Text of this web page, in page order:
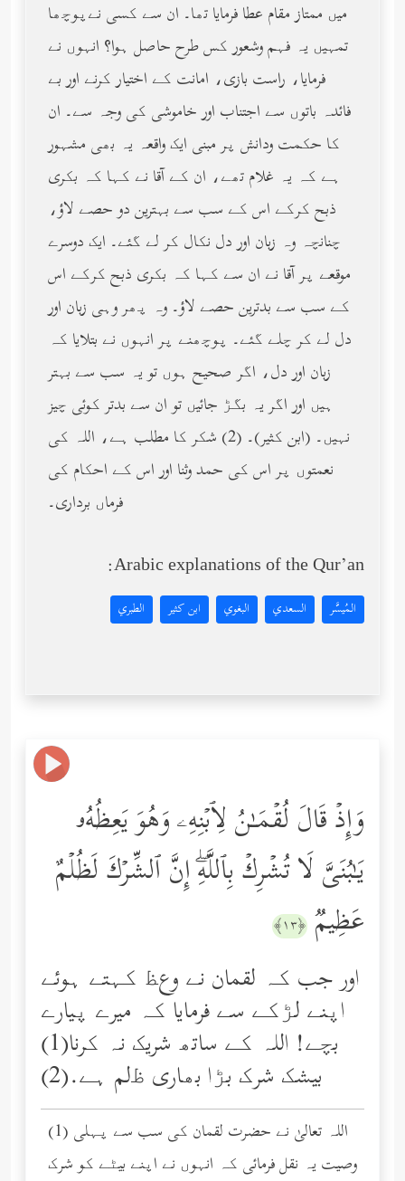
میں ممتاز مقام عطا فرمایا تھا۔ ان سے کسی نےپوچھا
تمہیں یہ فہم وشعور کس طرح حاصل ہوا؟ انہوں نے
فرمایا، راست بازی، امانت کے اختیار کرنے اور بے
فائدہ باتوں سے اجتناب اور خاموشی کی وجہ سے۔ ان
کا حکمت ودانش پر مبنی ایک واقعہ یہ بھی مشہور
ہے کہ یہ غلام تھے، ان کے آقا نے کہا کہ بکری
ذبح کرکے اس کے سب سے بہترین دو حصے لاؤ،
چنانچہ وہ زبان اور دل نکال کر لے گئے۔ ایک دوسرے
موقعے پر آقا نے ان سے کہا کہ بکری ذبح کرکے اس
کے سب سے بدترین حصے لاؤ۔ وہ پھر وہی زبان اور
دل لے کر چلے گئے۔ پوچھنے پر انہوں نے بتلایا کہ
زبان اور دل، اگر صحیح ہوں تو یہ سب سے بہتر
ہیں اور اگر یہ بگڑ جائیں تو ان سے بدتر کوئی چیز
نہیں۔ (ابن کثیر)۔ (2) شکر کا مطلب ہے، اللہ کی
نعمتوں پر اس کی حمد وثنا اور اس کے احکام کی
فرماں برداری۔
Arabic explanations of the Qur’an:
المُيسَّر السعدي البغوي ابن كثير الطبري
وَإِذۡ قَالَ لُقۡمَـٰنُ لِٱبۡنِهِۦ وَهُوَ یَعِظُهُۥ
یَـٰبُنَیَّ لَا تُشۡرِكۡ بِٱللَّهِۖ إِنَّ ٱلشِّرۡكَ لَظُلۡمٌ
عَظِیمࣱ ﴿١٣﴾
اور جب کہ لقمان نے وعﻆ کہتے ہوئے
اپنے لڑکے سے فرمایا کہ میرے پیارے
بچے! اللہ کے ساتھ شریک نہ کرنا(1)
بیشک شرک بڑا بھاری ﻇلم ہے.(2)
(1) اللہ تعالیٰ نے حضرت لقمان کی سب سے پہلی
وصیت یہ نقل فرمائی کہ انہوں نے اپنے بیٹے کو شرک